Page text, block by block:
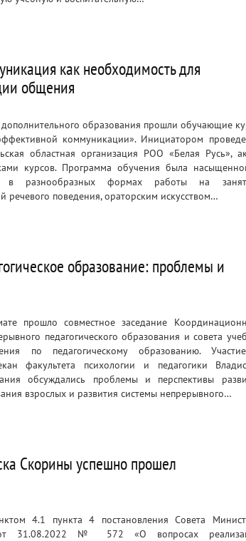
как необходимость для
общения
образования прошли обучающие
коммуникации». Инициатором
областная организация РОО «Белая Русь»,
курсов. Программа обучения была
в разнообразных формах работы на
речевого поведения, ораторским искусством…
образование: проблемы и
прошло совместное заседание
педагогического образования и совета
по педагогическому образованию.
факультета психологии и педагогики
обсуждались проблемы и перспективы
взрослых и развития системы непрерывного…
Скорины успешно прошел
4.1 пункта 4 постановления Совета
от 31.08.2022 № 572 «О вопросах